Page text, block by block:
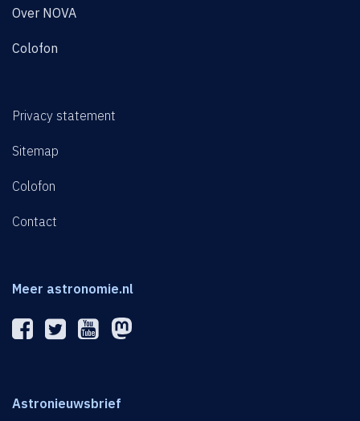
Over NOVA
Colofon
Privacy statement
Sitemap
Colofon
Contact
Meer astronomie.nl
Astronieuwsbrief